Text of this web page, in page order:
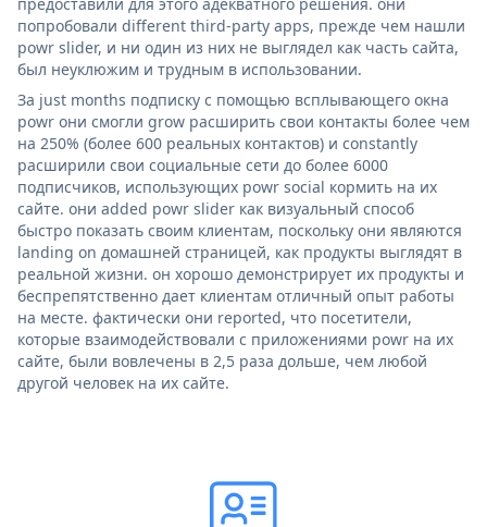
попробовали different third-party apps, прежде чем нашли
powr slider, и ни один из них не выглядел как часть сайта,
был неуклюжим и трудным в использовании.
За just months подписку с помощью всплывающего окна
powr они смогли grow расширить свои контакты более чем
на 250% (более 600 реальных контактов) и constantly
расширили свои социальные сети до более 6000
подписчиков, использующих powr social кормить на их
сайте. они added powr slider как визуальный способ
быстро показать своим клиентам, поскольку они являются
landing on домашней страницей, как продукты выглядят в
реальной жизни. он хорошо демонстрирует их продукты и
беспрепятственно дает клиентам отличный опыт работы
на месте. фактически они reported, что посетители,
которые взаимодействовали с приложениями powr на их
сайте, были вовлечены в 2,5 раза дольше, чем любой
другой человек на их сайте.